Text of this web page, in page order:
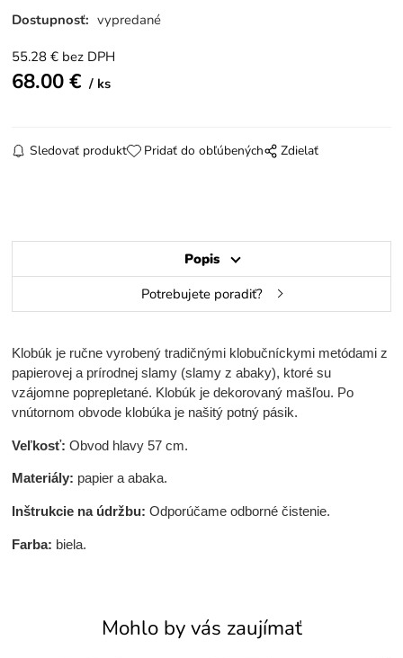
Dostupnosť: vypredané
55.28 € bez DPH
68.00€ ks
Sledovať produkt Pridať do obľúbených Zdielať
Popis
Potrebujete poradiť?
Klobúk je ručne vyrobený tradičnými klobučníckymi metódami z
papierovej a prírodnej slamy (slamy z abaky), ktoré su
vzájomne poprepletané. Klobúk je dekorovaný mašľou. Po
vnútornom obvode klobúka je našitý potný pásik.
Veľkosť:Obvod hlavy 57 cm.
Materiály: papier a abaka.
Inštrukcie na údržbu:Odporúčame odborné čistenie.
Farba: biela.
Mohlo by vás zaujímať